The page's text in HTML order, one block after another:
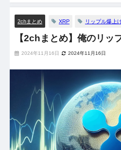
2chまとめ XRP リップル爆上
【2chまとめ】俺のリッ
2024年11月16日 2024年11月16日